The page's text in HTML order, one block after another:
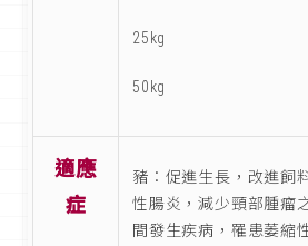
25kg
50kg
適應
症
豬：促進生長，改進飼
性腸炎，減少頸部腫瘤
間發生疾病，罹患萎縮